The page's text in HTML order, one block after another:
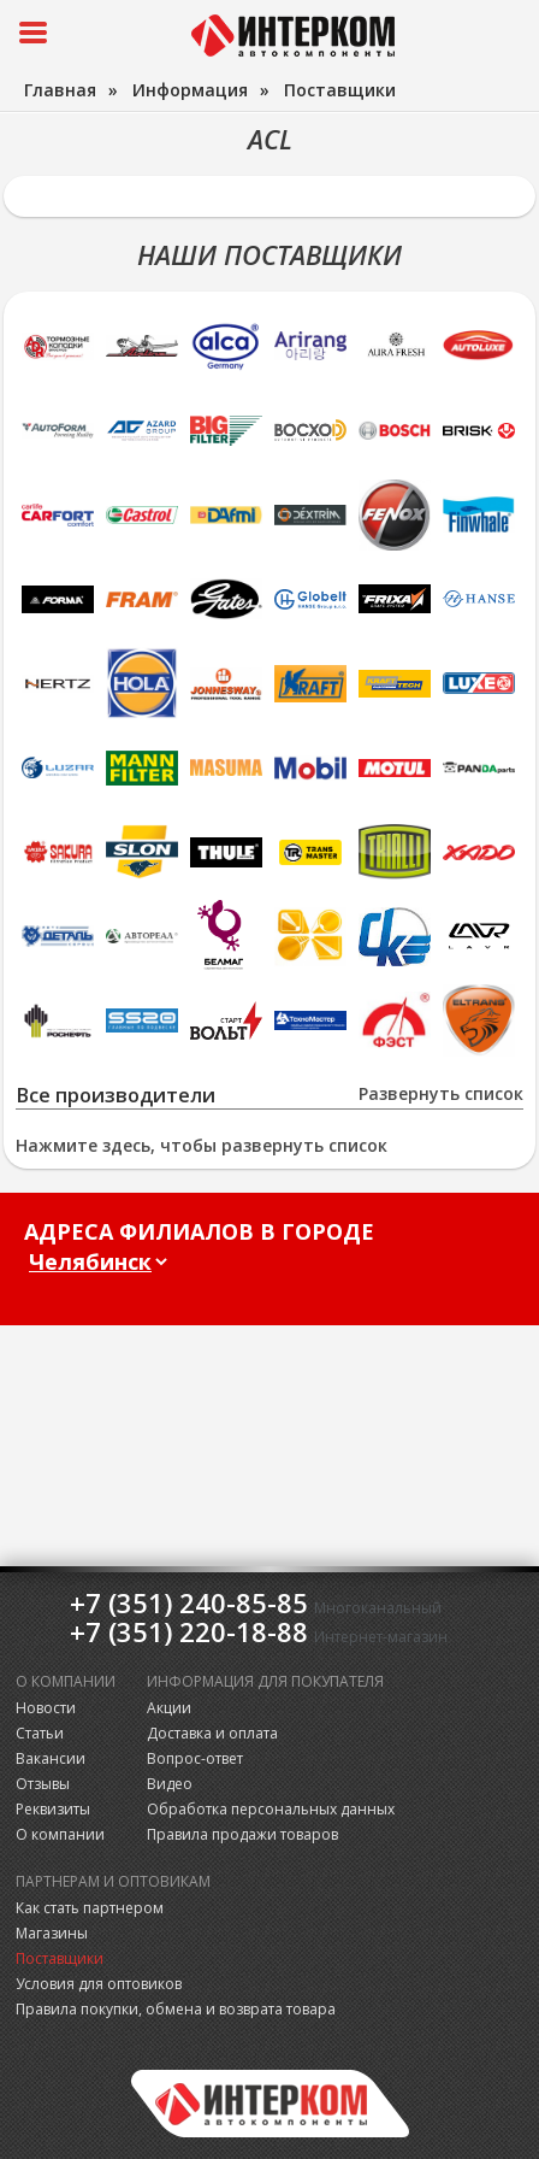
Главная » Информация » Поставщики
ACL
НАШИ ПОСТАВЩИКИ
Развернуть список
Все производители
Нажмите здесь, чтобы развернуть список
АДРЕСА ФИЛИАЛОВ В ГОРОДЕ
+7 (351) 240-85-85 Многоканальный
+7 (351) 220-18-88 Интернет-магазин
О КОМПАНИИ
Новости
Статьи
Вакансии
Отзывы
Реквизиты
О компании
ИНФОРМАЦИЯ ДЛЯ ПОКУПАТЕЛЯ
Акции
Доставка и оплата
Вопрос-ответ
Видео
Обработка персональных данных
Правила продажи товаров
ПАРТНЕРАМ И ОПТОВИКАМ
Как стать партнером
Магазины
Поставщики
Условия для оптовиков
Правила покупки, обмена и возврата товара